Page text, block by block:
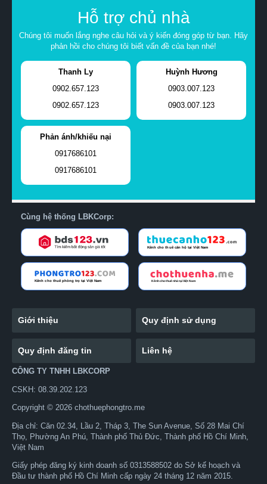
Hỗ trợ chủ nhà
Chúng tôi muốn lắng nghe câu hỏi và ý kiến đóng góp từ bạn. Hãy
phản hồi cho chúng tôi biết vấn đề của bạn nhé!
Thanh Ly
0902.657.123
0902.657.123
Huỳnh Hương
0903.007.123
0903.007.123
Phản ánh/khiếu nại
0917686101
0917686101
Cùng hệ thống LBKCorp:
Giới thiệu Quy định sử dụng
Quy định đăng tin Liên hệ
CÔNG TY TNHH LBKCORP
CSKH: 08.39.202.123
Copyright © 2026 chothuephongtro.me
Địa chỉ: Căn 02.34, Lầu 2, Tháp 3, The Sun Avenue, Số 28 Mai Chí
Thọ, Phường An Phú, Thành phố Thủ Đức, Thành phố Hồ Chí Minh,
Việt Nam
Giấy phép đăng ký kinh doanh số 0313588502 do Sở kế hoạch và
Đầu tư thành phố Hồ Chí Minh cấp ngày 24 tháng 12 năm 2015.